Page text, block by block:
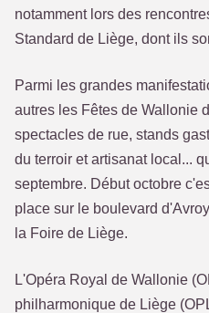
notamment lors des
Standard de Liège, dont ils
Parmi les grandes
autres les Fêtes de Wallonie
spectacles de rue, stands
du terroir et artisanat local...
septembre. Début octobre
place sur le boulevard
la Foire de Liège.
L'Opéra Royal de Wallonie
philharmonique de Liège